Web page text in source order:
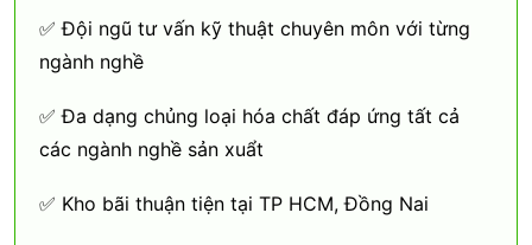
✅ Đội ngũ tư vấn kỹ thuật chuyên môn với từng
ngành nghề
✅ Đa dạng chủng loại hóa chất đáp ứng tất cả
các ngành nghề sản xuẩt
✅ Kho bãi thuận tiện tại TP HCM, Đồng Nai